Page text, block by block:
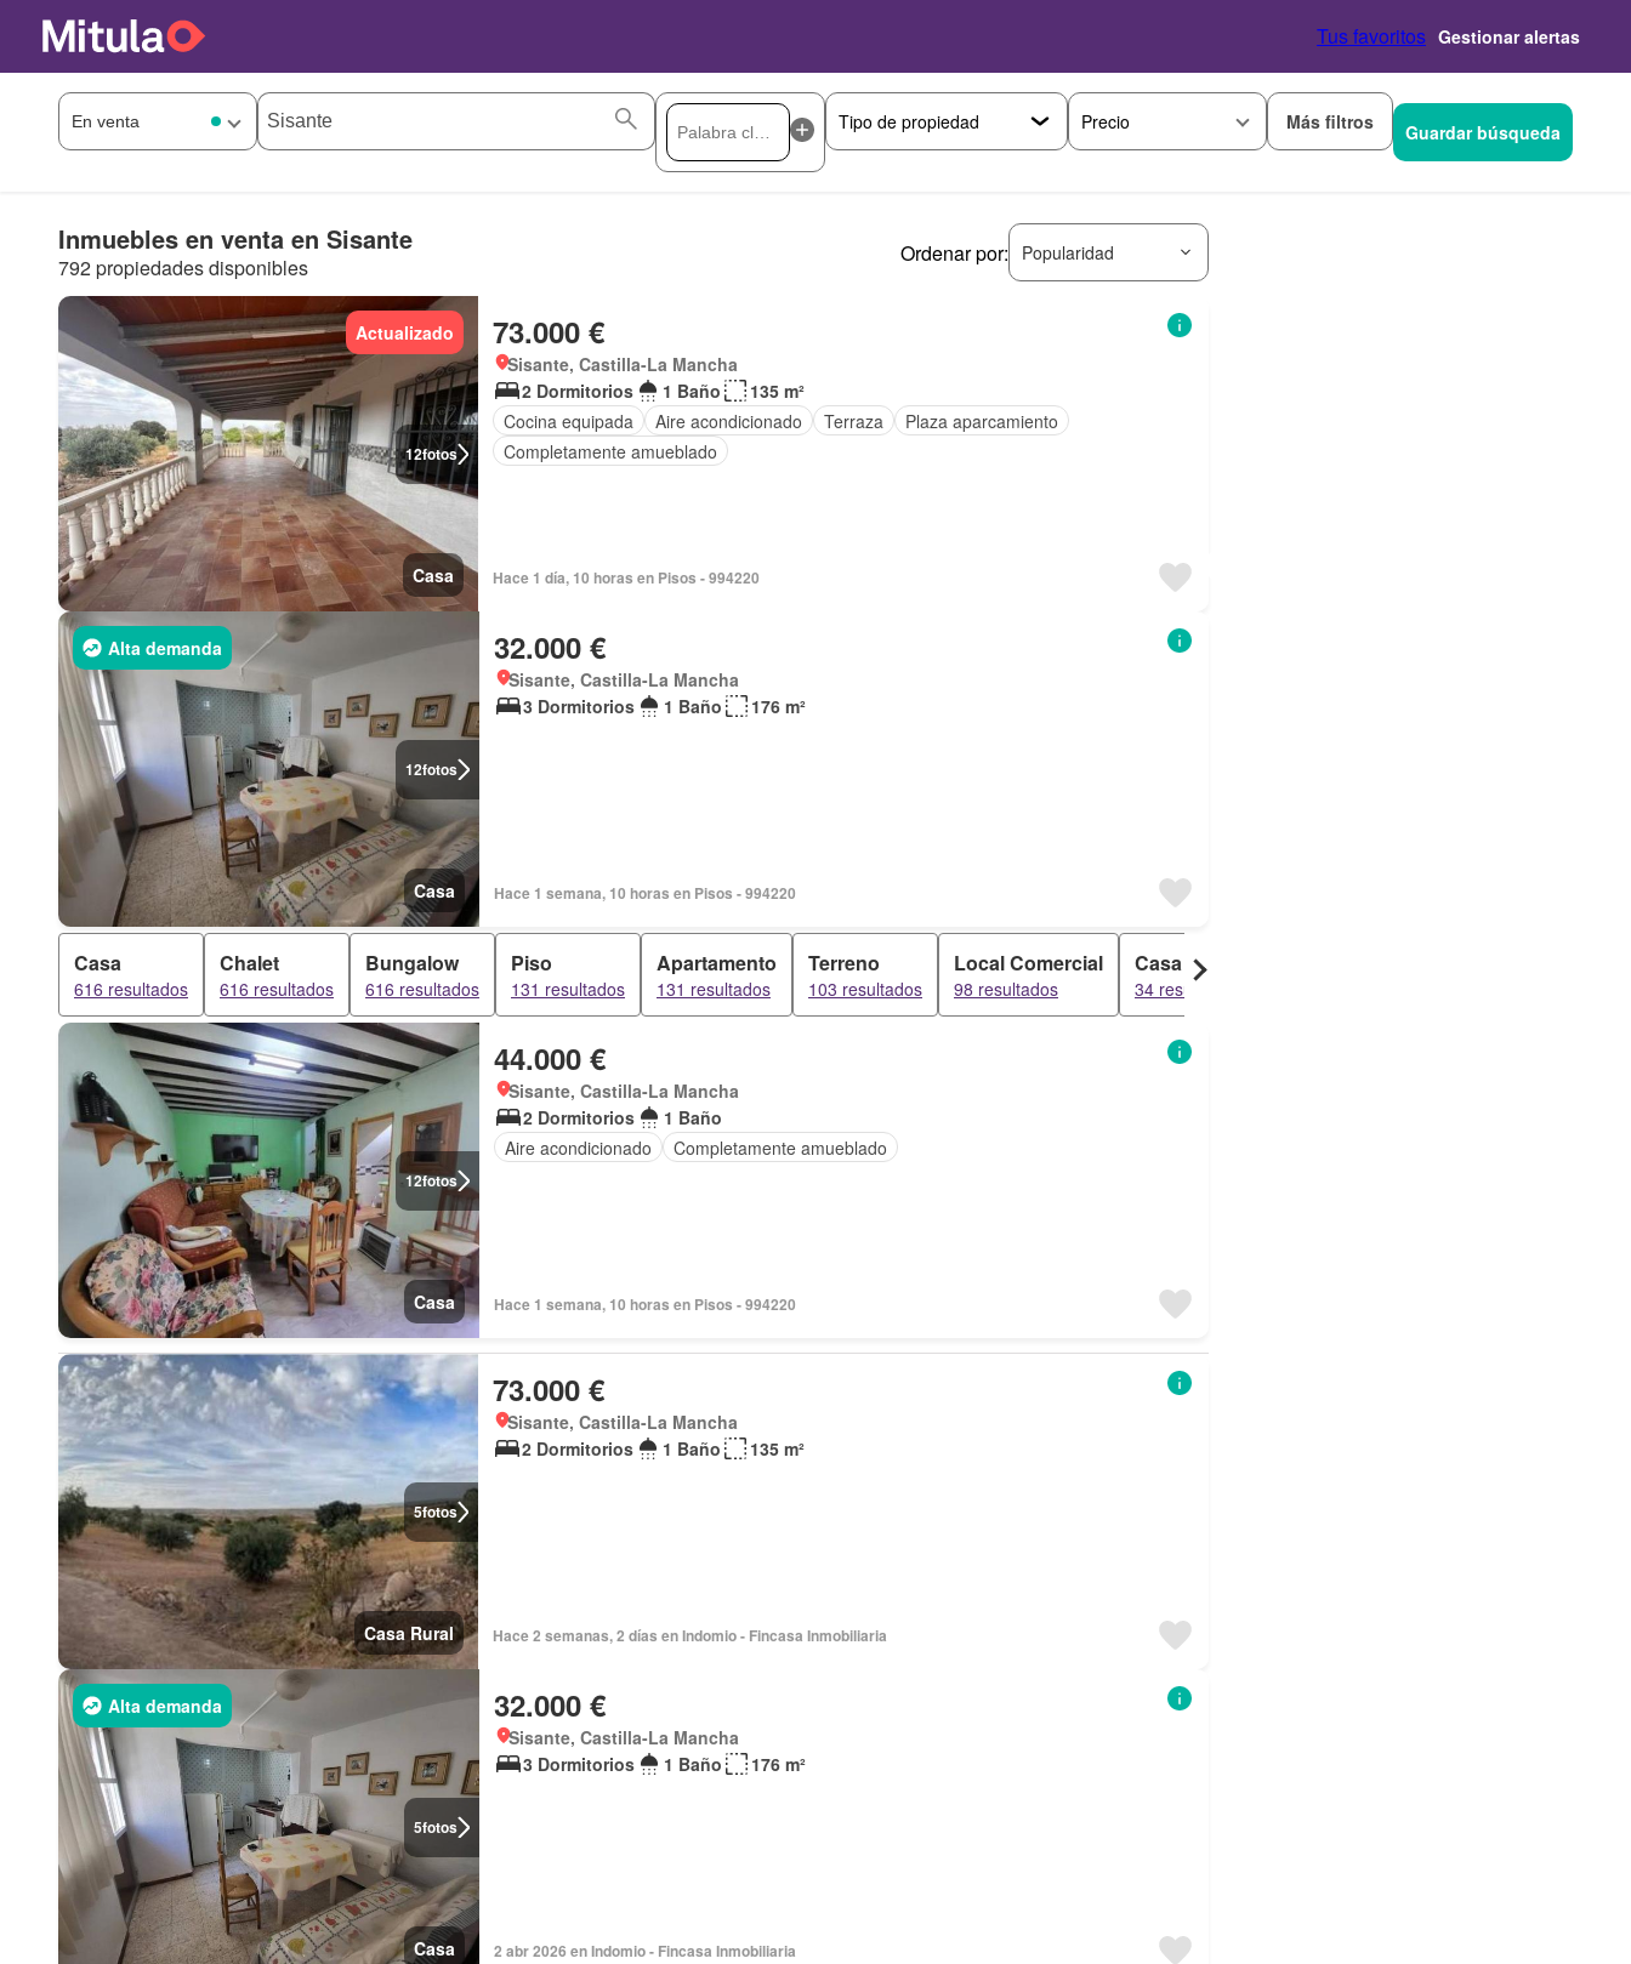
Tus favoritos Gestionar alertas
Precio Más filtros Guardar búsqueda
Inmuebles en venta en Sisante
792 propiedades disponibles
Ordenar por: Popularidad
12fotos
Actualizado
Casa
73.000 €
Sisante, Castilla-La Mancha
2 Dormitorios
1 Baño
135 m²
Cocina equipada
Aire acondicionado Terraza
Plaza aparcamiento
Completamente amueblado
Hace 1 día, 10 horas en Pisos - 994220
12fotos
Alta demanda
Casa
32.000 €
Sisante, Castilla-La Mancha
3 Dormitorios
1 Baño 176 m²
Hace 1 semana, 10 horas en Pisos - 994220
Casa
616 resultados
Chalet
616 resultados
Bungalow
616 resultados
Piso
131 resultados
Apartamento
131 resultados
Terreno
103 resultados
Local Comercial
98 resultados
Casa Rural
34 resultados
12fotos
Casa
44.000 €
Sisante, Castilla-La Mancha
2 Dormitorios
1 Baño
Aire acondicionado
Completamente amueblado
Hace 1 semana, 10 horas en Pisos - 994220
5fotos
Casa Rural
73.000 €
Sisante, Castilla-La Mancha
2 Dormitorios
1 Baño 135 m²
Hace 2 semanas, 2 días en Indomio - Fincasa Inmobiliaria
5fotos
Alta demanda
Casa
32.000 €
Sisante, Castilla-La Mancha
3 Dormitorios
1 Baño 176 m²
2 abr 2026 en Indomio - Fincasa Inmobiliaria